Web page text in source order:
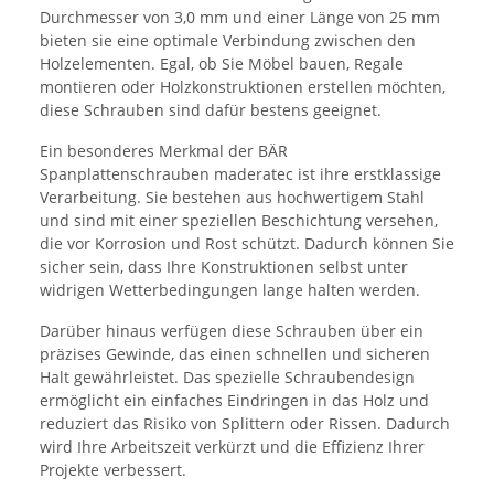
Durchmesser von 3,0 mm und einer Länge von 25 mm
bieten sie eine optimale Verbindung zwischen den
Holzelementen. Egal, ob Sie Möbel bauen, Regale
montieren oder Holzkonstruktionen erstellen möchten,
diese Schrauben sind dafür bestens geeignet.
Ein besonderes Merkmal der BÄR
Spanplattenschrauben maderatec ist ihre erstklassige
Verarbeitung. Sie bestehen aus hochwertigem Stahl
und sind mit einer speziellen Beschichtung versehen,
die vor Korrosion und Rost schützt. Dadurch können Sie
sicher sein, dass Ihre Konstruktionen selbst unter
widrigen Wetterbedingungen lange halten werden.
Darüber hinaus verfügen diese Schrauben über ein
präzises Gewinde, das einen schnellen und sicheren
Halt gewährleistet. Das spezielle Schraubendesign
ermöglicht ein einfaches Eindringen in das Holz und
reduziert das Risiko von Splittern oder Rissen. Dadurch
wird Ihre Arbeitszeit verkürzt und die Effizienz Ihrer
Projekte verbessert.